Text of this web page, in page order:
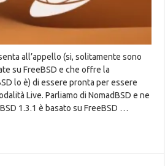
all’appello (si, solitamente sono
su FreeBSD e che offre la
lo è) di essere pronta per essere
Live. Parliamo di NomadBSD e ne
1.3.1 è basato su FreeBSD …